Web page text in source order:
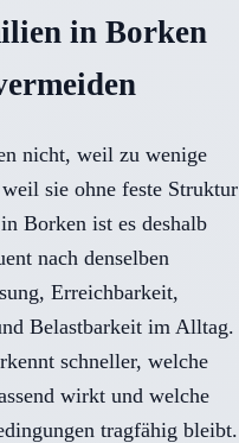
in Borken
nicht, weil zu wenige
sie ohne feste Struktur
Borken ist es deshalb
nach denselben
Erreichbarkeit,
Belastbarkeit im Alltag.
schneller, welche
wirkt und welche
tragfähig bleibt.